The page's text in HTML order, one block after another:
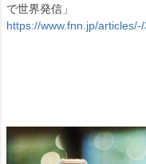
で世界発信」
https://www.fnn.jp/